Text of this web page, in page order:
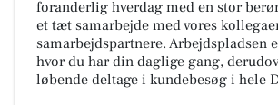
foranderlig hverdag med en stor
et tæt samarbejde med vores
samarbejdspartnere. Arbejdspladsen
hvor du har din daglige gang,
løbende deltage i kundebesøg i hele